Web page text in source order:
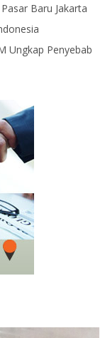
Baru Jakarta
Ungkap Penyebab